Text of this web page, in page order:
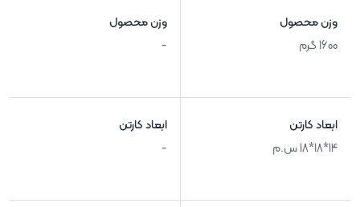
وزن محصول
1600 گرم
ابعاد کارتن
14*18*18 س.م
وزن محصول
-
ابعاد کارتن
-